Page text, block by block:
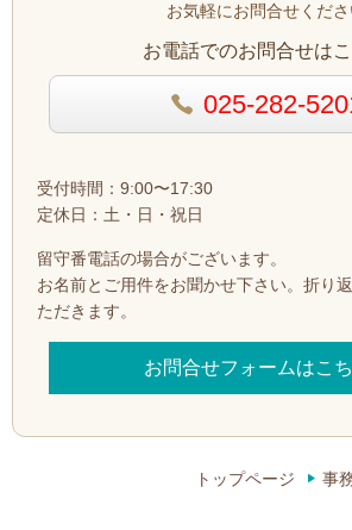
お気軽にお問合せくだ
お電話でのお問合せは
025-282-
受付時間：9:00〜17:30
定休日：土・日・祝日
留守番電話の場合がございます。
お名前とご用件をお聞かせ下さい。 折り
ただきます。
お問合せフォームはこ
トップページ 事